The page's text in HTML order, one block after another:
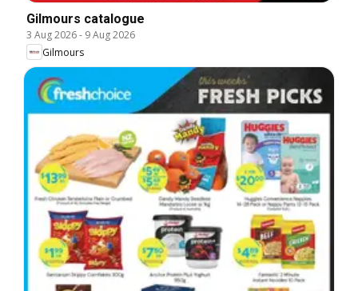
Gilmours catalogue
3 Aug 2026- 9 Aug 2026
Gilmours